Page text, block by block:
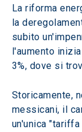
La riforma
la
subito
l'aumento
3%, dove si
Storicamente,
messicani, il
un'unica